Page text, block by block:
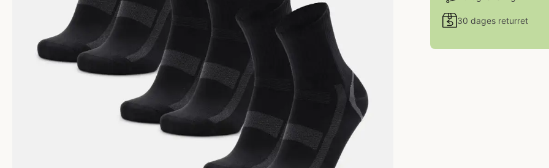
30 dages returret